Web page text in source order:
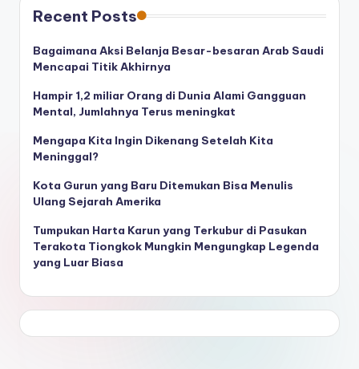
Recent Posts
Bagaimana Aksi Belanja Besar-besaran Arab Saudi
Mencapai Titik Akhirnya
Hampir 1,2 miliar Orang di Dunia Alami Gangguan
Mental, Jumlahnya Terus meningkat
Mengapa Kita Ingin Dikenang Setelah Kita
Meninggal?
Kota Gurun yang Baru Ditemukan Bisa Menulis
Ulang Sejarah Amerika
Tumpukan Harta Karun yang Terkubur di Pasukan
Terakota Tiongkok Mungkin Mengungkap Legenda
yang Luar Biasa